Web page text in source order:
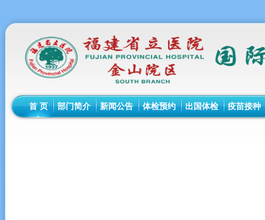
首 页 部门简介 新闻公告 体检预约 出国体检 疫苗接种